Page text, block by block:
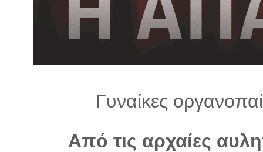
Γυναίκες
Από τις αρχαίες